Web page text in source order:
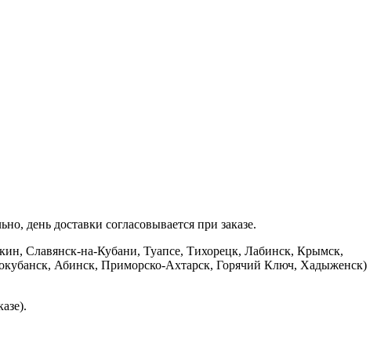
день доставки согласовывается при заказе.
Славянск-на-Кубани, Туапсе, Тихорецк, Лабинск, Крымск,
Абинск, Приморско-Ахтарск, Горячий Ключ, Хадыженск)